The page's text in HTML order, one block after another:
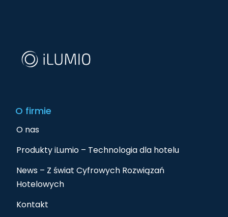
O firmie
O nas
Produkty iLumio – Technologia dla hotelu
News – Z świat Cyfrowych Rozwiązań
Hotelowych
Kontakt